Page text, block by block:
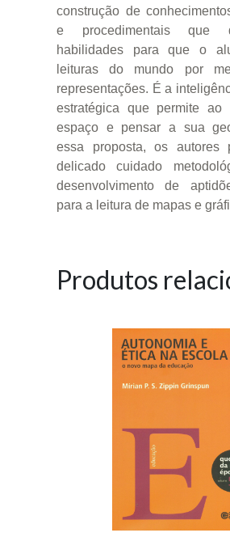
construção de
e procedimentais que
habilidades para que o
leituras do mundo por
representações. É a
estratégica que permite
espaço e pensar a sua
essa proposta, os autores
delicado cuidado
desenvolvimento de
para a leitura de mapas e
Produtos